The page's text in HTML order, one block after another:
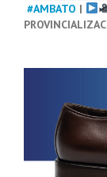
#AMBATO |